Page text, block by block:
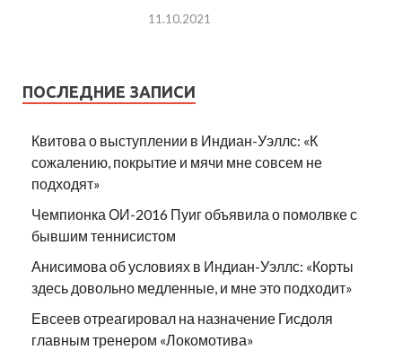
11.10.2021
ПОСЛЕДНИЕ ЗАПИСИ
Квитова о выступлении в Индиан-Уэллс: «К
сожалению, покрытие и мячи мне совсем не
подходят»
Чемпионка ОИ-2016 Пуиг объявила о помолвке с
бывшим теннисистом
Анисимова об условиях в Индиан-Уэллс: «Корты
здесь довольно медленные, и мне это подходит»
Евсеев отреагировал на назначение Гисдоля
главным тренером «Локомотива»